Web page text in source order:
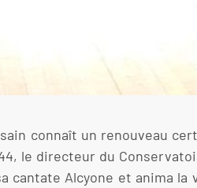
connaît un renouveau
le directeur du
Alcyone et anima